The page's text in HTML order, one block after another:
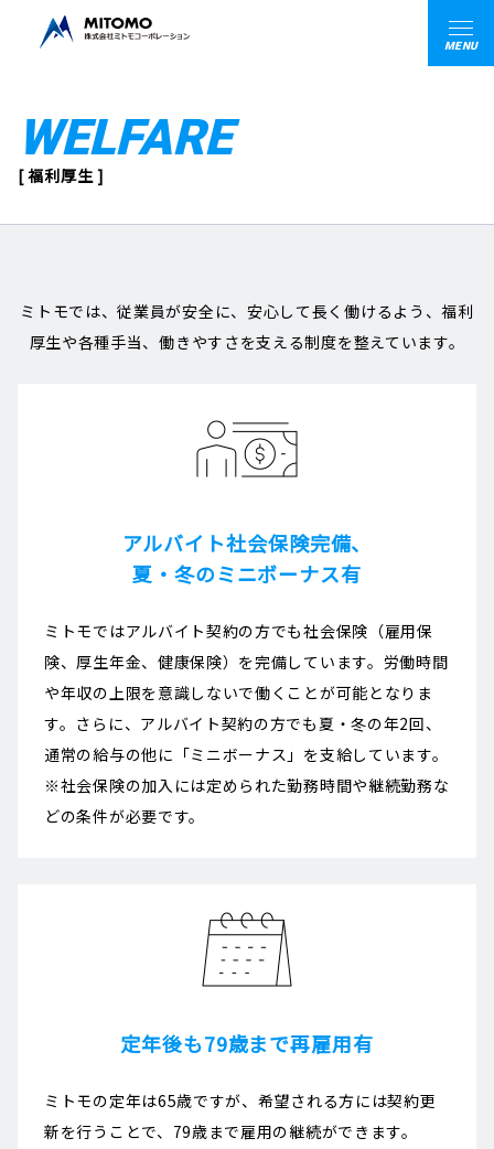
MENU
WELFARE
[ 福利厚生 ]
ミトモでは、従業員が安全に、安心して長く働けるよう、福利
厚生や各種手当、働きやすさを支える制度を整えています。
アルバイト社会保険完備、
夏・冬のミニボーナス有
ミトモではアルバイト契約の方でも社会保険（雇用保
険、厚生年金、健康保険）を完備しています。労働時間
や年収の上限を意識しないで働くことが可能となりま
す。さらに、アルバイト契約の方でも夏・冬の年2回、
通常の給与の他に「ミニボーナス」を支給しています。
※社会保険の加入には定められた勤務時間や継続勤務な
どの条件が必要です。
定年後も79歳まで再雇用有
ミトモの定年は65歳ですが、希望される方には契約更
新を行うことで、79歳まで雇用の継続ができます。